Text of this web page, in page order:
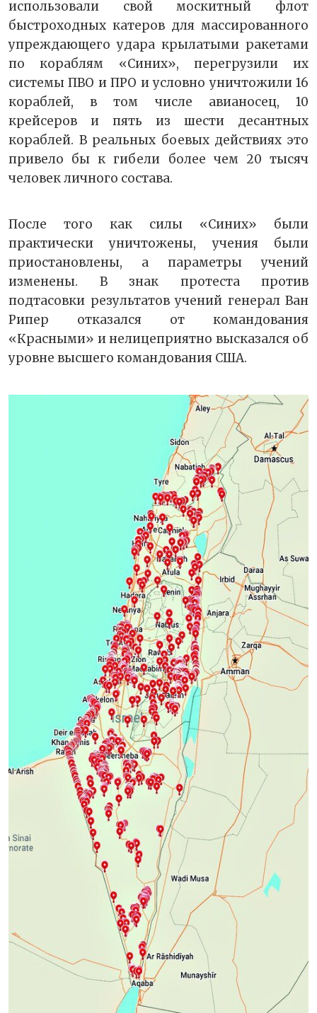
использовали свой москитный флот
быстроходных катеров для массированного
упреждающего удара крылатыми ракетами
по кораблям «Синих», перегрузили их
системы ПВО и ПРО и условно уничтожили 16
кораблей, в том числе авианосец, 10
крейсеров и пять из шести десантных
кораблей. В реальных боевых действиях это
привело бы к гибели более чем 20 тысяч
человек личного состава.
После того как силы «Синих» были
практически уничтожены, учения были
приостановлены, а параметры учений
изменены. В знак протеста против
подтасовки результатов учений генерал Ван
Рипер отказался от командования
«Красными» и нелицеприятно высказался об
уровне высшего командования США.